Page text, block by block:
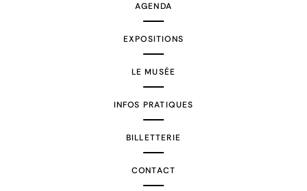
AGENDA
EXPOSITIONS
LE MUSÉE
INFOS PRATIQUES
BILLETTERIE
CONTACT